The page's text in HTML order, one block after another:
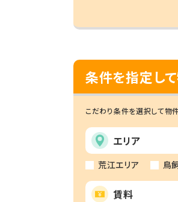
条件を指定し
こだわり条件を選択して物
エリア
荒江エリア 鳥
賃料